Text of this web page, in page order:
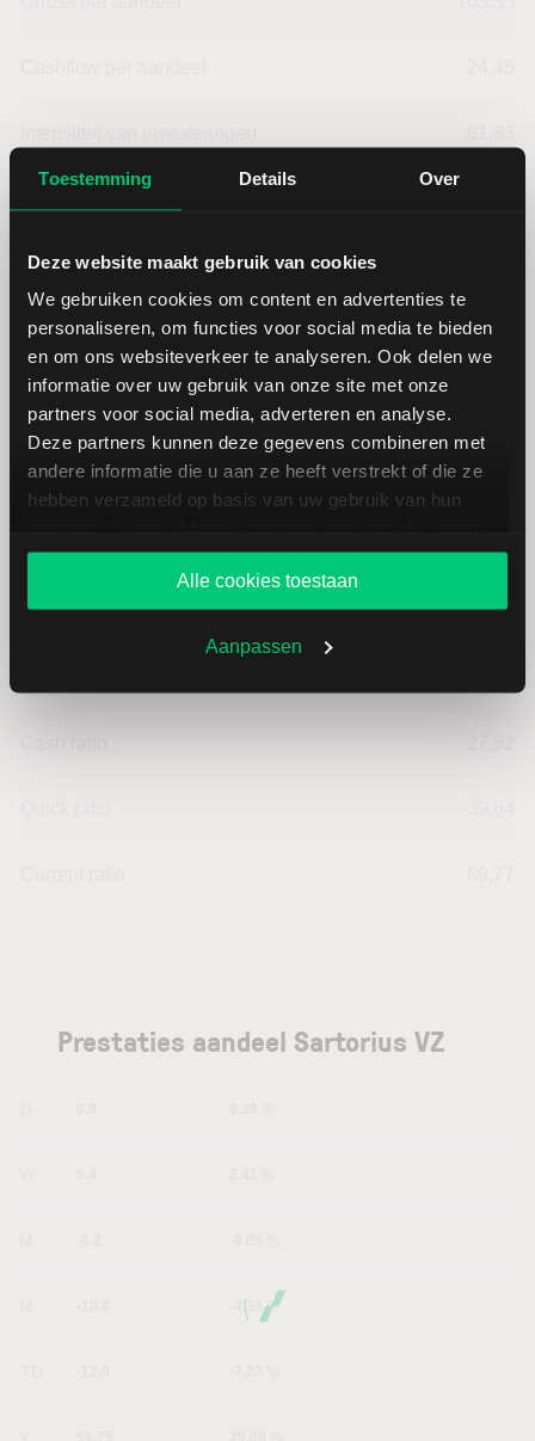
Toestemming Details Over
Deze website maakt gebruik van cookies
We gebruiken cookies om content en advertenties te
personaliseren, om functies voor social media te bieden
en om ons websiteverkeer te analyseren. Ook delen we
informatie over uw gebruik van onze site met onze
partners voor social media, adverteren en analyse.
Deze partners kunnen deze gegevens combineren met
andere informatie die u aan ze heeft verstrekt of die ze
hebben verzameld op basis van uw gebruik van hun
website blijft gebruiken.
Alle cookies toestaan
Aanpassen
Werkkapitaal (mln.)
Cashratio 1 48,64
Cashratio 2
Cashratio 3 88,64
Equity ratio 39,80
Prestaties aandeel Sartorius VZ
-4.33 %